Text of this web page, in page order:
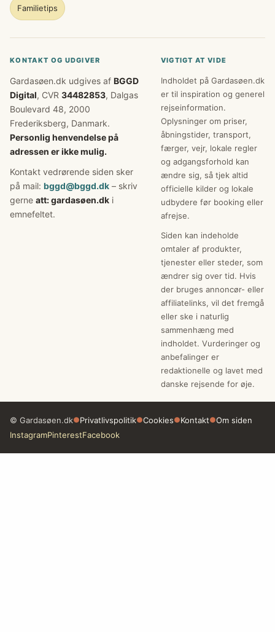
Familietips
KONTAKT OG UDGIVER
Gardasøen.dk udgives af BGGD
Digital, CVR 34482853, Dalgas
Boulevard 48, 2000
Frederiksberg, Danmark.
Personlig henvendelse på
adressen er ikke mulig.
Kontakt vedrørende siden sker
på mail: bggd@bggd.dk – skriv
gerne att: gardasøen.dk i
emnefeltet.
VIGTIGT AT VIDE
Indholdet på Gardasøen.dk
er til inspiration og generel
rejseinformation.
Oplysninger om priser,
åbningstider, transport,
færger, vejr, lokale regler
og adgangsforhold kan
ændre sig, så tjek altid
officielle kilder og lokale
udbydere før booking eller
afrejse.
Siden kan indeholde
omtaler af produkter,
tjenester eller steder, som
ændrer sig over tid. Hvis
der bruges annoncør- eller
affiliatelinks, vil det fremgå
eller ske i naturlig
sammenhæng med
indholdet. Vurderinger og
anbefalinger er
redaktionelle og lavet med
danske rejsende for øje.
© Gardasøen.dk●Privatlivspolitik●Cookies●Kontakt●Om siden
InstagramPinterestFacebook